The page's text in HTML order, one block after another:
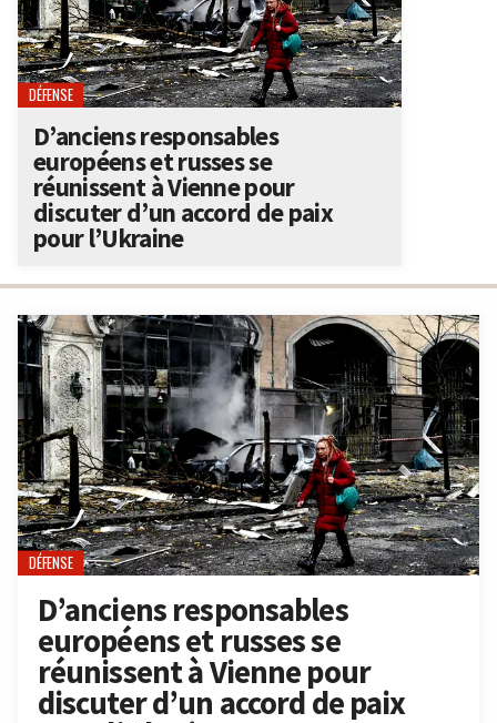
DÉFENSE
D’anciens responsables
européens et russes se
réunissent à Vienne pour
discuter d’un accord de paix
DÉFENSE
D’anciens responsables
européens et russes se
réunissent à Vienne pour
discuter d’un accord de paix
pour l’Ukraine